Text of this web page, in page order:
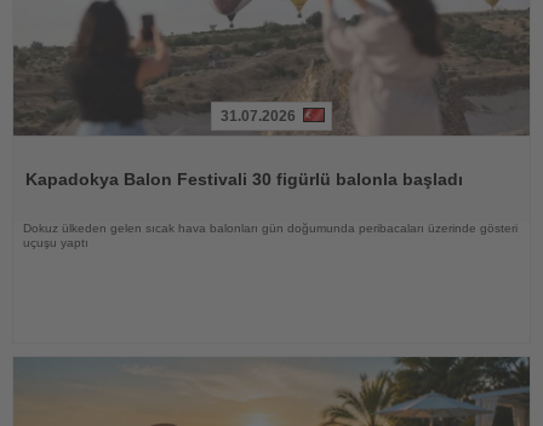
31.07.2026
Kapadokya Balon Festivali 30 figürlü balonla başladı
Dokuz ülkeden gelen sıcak hava balonları gün doğumunda peribacaları üzerinde gösteri
uçuşu yaptı